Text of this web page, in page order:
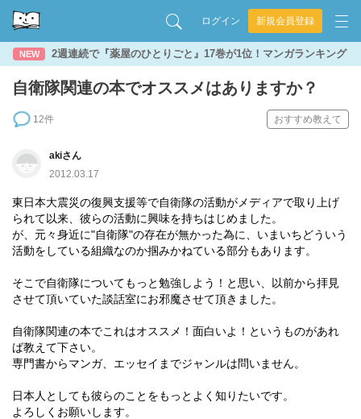
ログイン 新規会員登録
NEW 2週連続で『薬屋のひとりごと』17巻が1位！マンガランキング
自衛隊関連の本でオススメはありますか？
12件 おすすめ教えて
akiさん
2012.03.17
東日本大震災の復興支援等で自衛隊の活動がメディアで取り上げ
られて以来、彼らの活動に興味を持ちはじめました。
が、元々身近に"自衛隊"の存在が無かった為に、いまいちどういう
活動をしている組織なのか掴みかねている部分もあります。
そこで自衛隊についてもっと勉強しよう！と思い、以前から拝見
させて頂いていた談話室にお邪魔させて頂きました。
自衛隊関連の本でこれはオススメ！面白いよ！というものがあれ
ば教えて下さい。
専門書からマンガ、エッセイまでジャンルは問いません。
日本人としても彼らのことをもっとよく知りたいです。
よろしくお願いします。